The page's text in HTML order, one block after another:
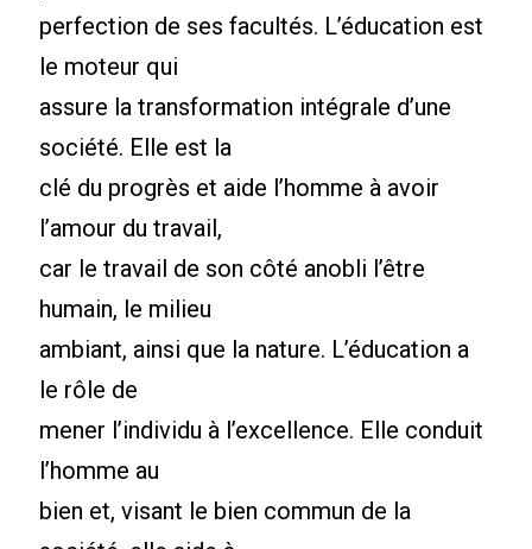
perfection de ses facultés. L’éducation est
le moteur qui
assure la transformation intégrale d’une
société. Elle est la
clé du progrès et aide l’homme à avoir
l’amour du travail,
car le travail de son côté anobli l’être
humain, le milieu
ambiant, ainsi que la nature. L’éducation a
le rôle de
mener l’individu à l’excellence. Elle conduit
l’homme au
bien et, visant le bien commun de la